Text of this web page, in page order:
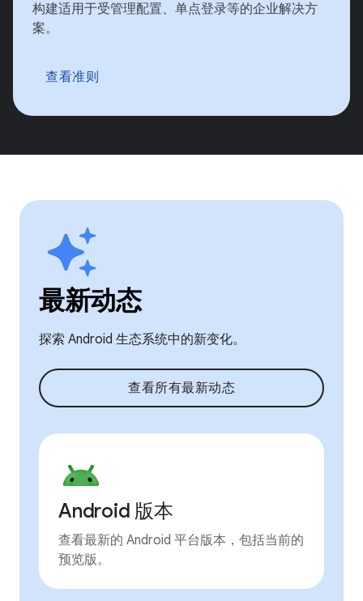
构建适用于受管理配置、单点登录等的企业解决方
案。
查看准则
最新动态
探索 Android 生态系统中的新变化。
查看所有最新动态
Android 版本
查看最新的 Android 平台版本，包括当前的
预览版。